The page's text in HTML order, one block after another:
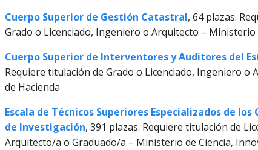
Cuerpo Superior de Gestión Catastral, 64 plazas.
Grado o Licenciado, Ingeniero o Arquitecto – Ministerio
Cuerpo Superior de Interventores y Auditores del
Requiere titulación de Grado o Licenciado, Ingeniero o
de Hacienda
Escala de Técnicos Superiores Especializados de
de Investigación, 391 plazas. Requiere titulación de
Arquitecto/a o Graduado/a – Ministerio de Ciencia,